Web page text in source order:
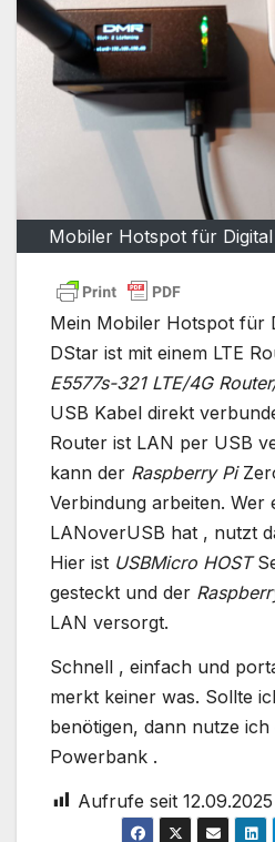
Mobiler Hotspot für
Mein Mobiler Hotspot für
DStar ist mit einem LTE
E5577s-321 LTE/4G
USB Kabel direkt
Router ist LAN per USB
kann der Raspberry Pi
Verbindung arbeiten. Wer
LANoverUSB hat , nutzt
Hier ist USBMicro HOST
gesteckt und der
LAN versorgt.
Schnell , einfach und
merkt keiner was. Sollte
benötigen, dann nutze ich
Powerbank .
Aufrufe seit 12.09.2025